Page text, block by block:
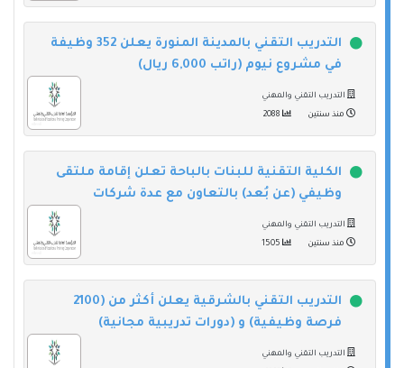
التدريب التقني بالمدينة المنورة يعلن 352 وظيفة
في مشروع نيوم (راتب 6,000 ريال)
التدريب التقني والمهني
منذ سنتين
الكلية التقنية للبنات بالباحة تعلن إقامة ملتقى
وظيفي (عن بُعد) بالتعاون مع عدة شركات
التدريب التقني والمهني
منذ سنتين
التدريب التقني بالشرقية يعلن أكثر من (2100
فرصة وظيفية) و (دورات تدريبية مجانية)
التدريب التقني والمهني